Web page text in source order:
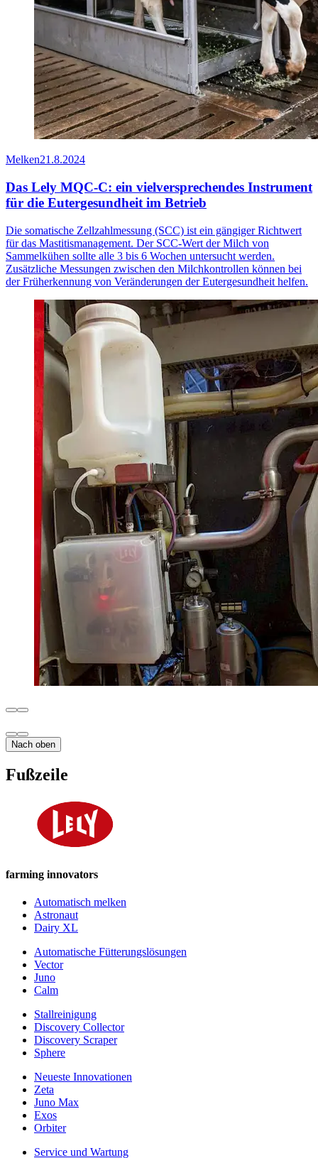
Melken21.8.2024
Das Lely MQC-C: ein vielversprechendes Instrument
für die Eutergesundheit im Betrieb
Die somatische Zellzahlmessung (SCC) ist ein gängiger Richtwert
für das Mastitismanagement. Der SCC-Wert der Milch von
Sammelkühen sollte alle 3 bis 6 Wochen untersucht werden.
Zusätzliche Messungen zwischen den Milchkontrollen können bei
der Früherkennung von Veränderungen der Eutergesundheit helfen.
Nach oben
Fußzeile
farming innovators
Automatisch melken
Astronaut
Dairy XL
Automatische Fütterungslösungen
Vector
Juno
Calm
Stallreinigung
Discovery Collector
Discovery Scraper
Sphere
Neueste Innovationen
Zeta
Juno Max
Exos
Orbiter
Service und Wartung